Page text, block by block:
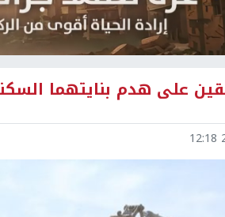
على هدم بنايتهما